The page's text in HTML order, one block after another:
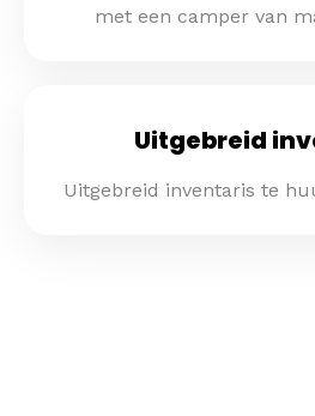
met een camper van
Uitgebreid
Uitgebreid inventaris te